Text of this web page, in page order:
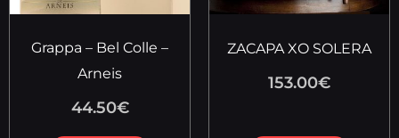
Grappa – Bel Colle –
Arneis
44.50€
ZACAPA XO SOLERA
153.00€